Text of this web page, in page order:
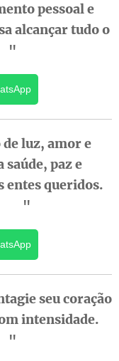
pessoal e
alcançar tudo o
luz, amor e
saúde, paz e
entes queridos.
seu coração
intensidade.